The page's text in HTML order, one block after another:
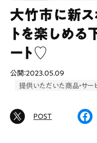
# カフェ # ランチ
# 中区 # テイクア
大竹市に新ス
トを楽しめ
ート♡
公開：2023.05.09
提供いただいた商品・サー
POST